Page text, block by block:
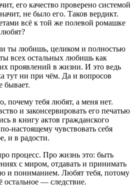
его качество проверено системой
не было его. Таков вердикт.
всё к той же полевой ромашке
ты любишь, целиком и полностью
всех остальных любишь как
проявлений в жизни. И это ведь
тут ни при чём. Да и вопросов
бывает.
почему тебя любят, а меня нет.
и законсервировать его печатью
в книгу актов гражданского
настоящему чувствовать себя
и в радости.
процесс. Про жизнь это: быть
с миром, отдавать и принимать
и пониманием. Любят тебя, потому
— следствие.